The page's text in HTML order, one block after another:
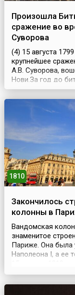
Произошла
сражение во
Суворова
(4) 15 августа
крупнейшее
А.В. Суворова,
Нови.За год до
антифранцузскую
стороны (Англия
войсками был
Павлом I ...
1810
Закончилось
колонны в
Вандомская
знаменитое
Париже. Она была
Наполеона I, а ее
метра, а ее
бронзовыми